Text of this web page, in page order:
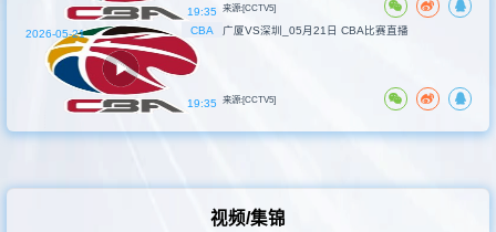
19:35 来源:[CCTV5]
CBA
19:35
2026-05-21 广厦VS深圳_05月21日 CBA比赛直播
来源:[CCTV5]
视频/集锦